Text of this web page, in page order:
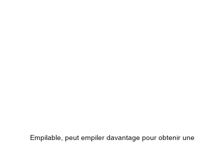
Empilable, peut empiler davantage pour obtenir une